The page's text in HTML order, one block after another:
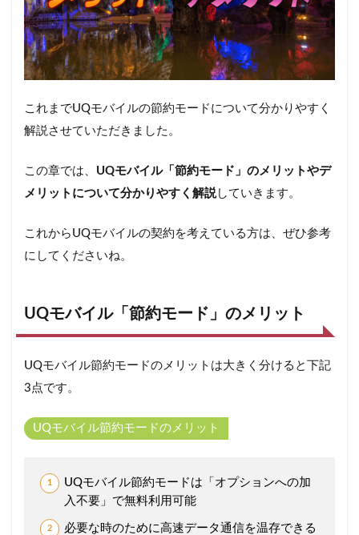
これまでUQモバイルの節約モードについて分かりやすく
解説させていただきました。
この章では、 UQモバイル「節約モード」のメリットやデ
メリットについて分かりやすく解説していきます。
これからUQモバイルの契約を考えている方は、ぜひ参考
にしてくださいね。
UQモバイル「節約モード」のメリット
UQモバイル節約モードのメリットは大きく分けると下記
3点です。
UQモバイル節約モードのメリット
UQモバイル節約モードは「オプションへの加
入不要」で無料利用可能
必要な時のために高速データ通信を温存できる